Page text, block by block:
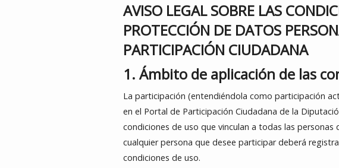
AVISO LEGAL SOBRE LAS
PROTECCIÓN DE DATOS
PARTICIPACIÓN CIUDADANA
1. Ámbito de aplicación de las
La participación (entendiéndola como participación
en el Portal de Participación Ciudadana de la
condiciones de uso que vinculan a todas las
cualquier persona que desee participar deberá
condiciones de uso.